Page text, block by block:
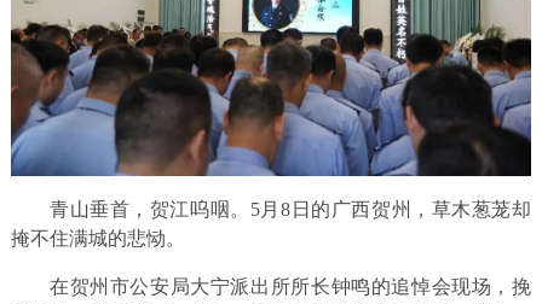
青山垂首，贺江呜咽。5月8日的广西贺州，草木葱茏却
掩不住满城的悲恸。
在贺州市公安局大宁派出所所长钟鸣的追悼会现场，挽